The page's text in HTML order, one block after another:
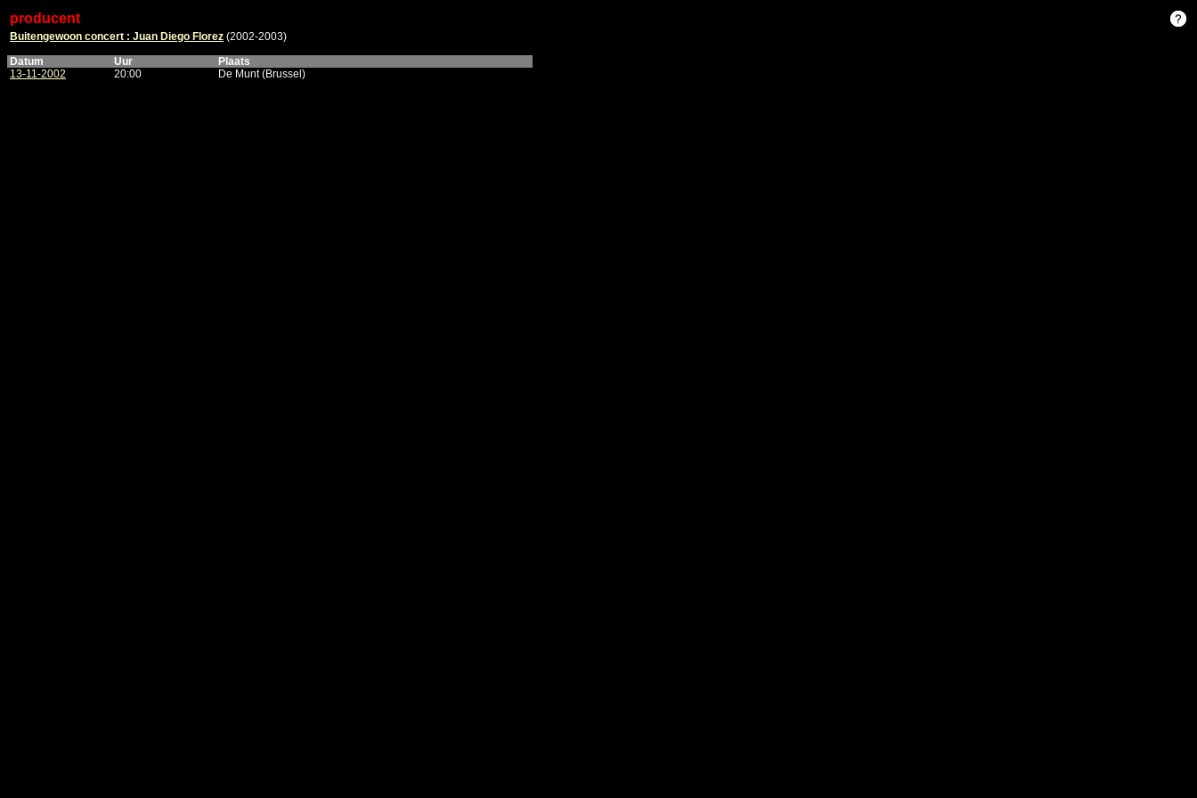
producent
Buitengewoon concert : Juan Diego Florez (2002-2003)
Datum
Uur
Plaats
13-11-2002
20:00 De Munt (Brussel)